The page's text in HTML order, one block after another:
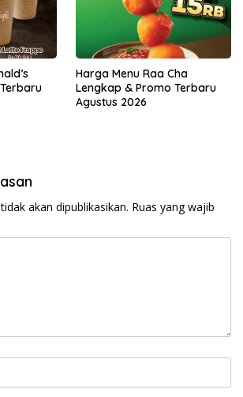
Harga Menu Raa Cha
Lengkap & Promo Terbaru
Agustus 2026
akan dipublikasikan. Ruas yang wajib